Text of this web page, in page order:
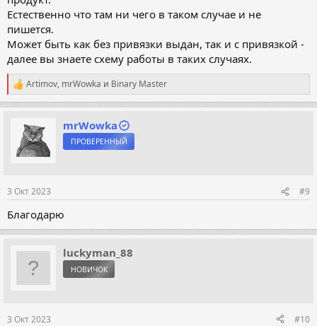
Естественно что там ни чего в таком случае и не
пишется.
Может быть как без привязки выдан, так и с привязкой -
далее вы знаете схему работы в таких случаях.
Р
е
а
и
Artimov, mrWowka и Binary Master
mrWowka
ПРОВЕРЕННЫЙ
3 Окт 2023 #9
Благодарю
luckyman_88
НОВИЧОК
3 Окт 2023 #10